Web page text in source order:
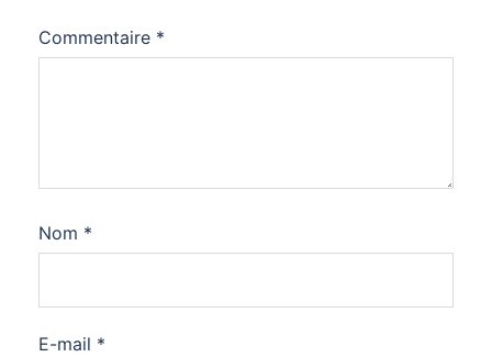
Commentaire *
Nom *
E-mail *